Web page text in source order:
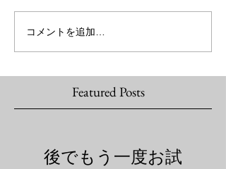
コメントを追加…
Featured Posts
後でもう一度お試